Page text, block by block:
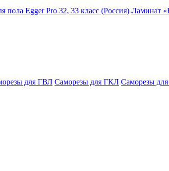
пола Egger Pro 32, 33 класс (Россия) Ламинат
для ГВЛ Саморезы для ГКЛ Саморезы для